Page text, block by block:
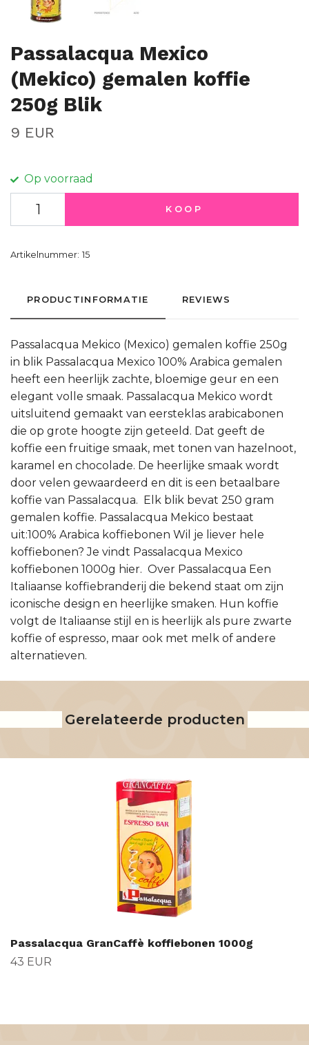
Passalacqua Mexico
(Mekico) gemalen koffie
250g Blik
9 EUR
Op voorraad
KOOP
Artikelnummer: 15
PRODUCTINFORMATIE REVIEWS
Passalacqua Mekico (Mexico) gemalen koffie 250g
in blik Passalacqua Mexico 100% Arabica gemalen
heeft een heerlijk zachte, bloemige geur en een
elegant volle smaak. Passalacqua Mekico wordt
uitsluitend gemaakt van eersteklas arabicabonen
die op grote hoogte zijn geteeld. Dat geeft de
koffie een fruitige smaak, met tonen van hazelnoot,
karamel en chocolade. De heerlijke smaak wordt
door velen gewaardeerd en dit is een betaalbare
koffie van Passalacqua. Elk blik bevat 250 gram
gemalen koffie. Passalacqua Mekico bestaat
uit:100% Arabica koffiebonen Wil je liever hele
koffiebonen? Je vindt Passalacqua Mexico
koffiebonen 1000g hier. Over Passalacqua Een
Italiaanse koffiebranderij die bekend staat om zijn
iconische design en heerlijke smaken. Hun koffie
volgt de Italiaanse stijl en is heerlijk als pure zwarte
koffie of espresso, maar ook met melk of andere
alternatieven.
Gerelateerde producten
Passalacqua GranCaffè koffiebonen 1000g
43 EUR